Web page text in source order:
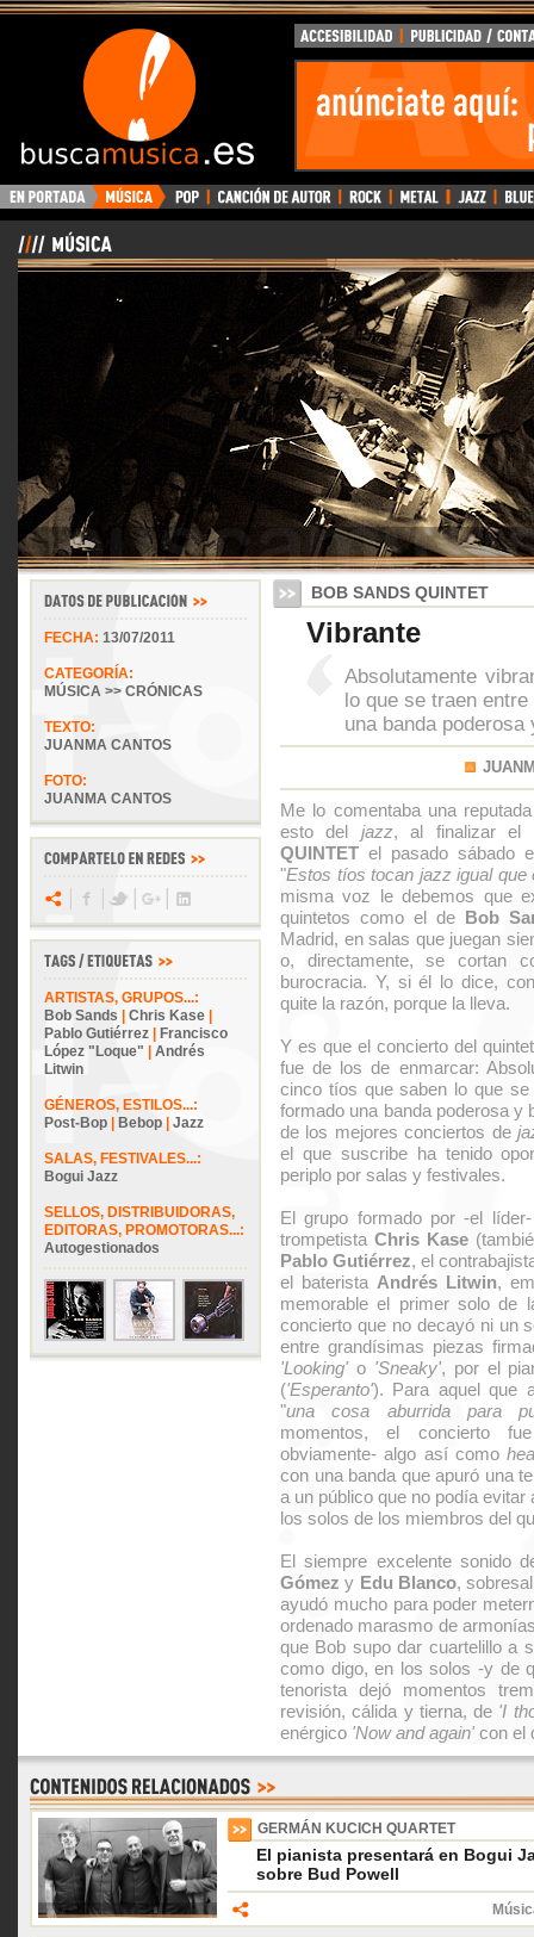
BuscaMusica.es
FECHA: 13/07/2011
CATEGORÍA:
MÚSICA >> CRÓNICAS
TEXTO:
JUANMA CANTOS
FOTO:
JUANMA CANTOS
ARTISTAS, GRUPOS...:
Bob Sands
Chris Kase
Pablo Gutiérrez
Francisco
López "Loque"
Andrés
Litwin
GÉNEROS, ESTILOS...:
Post-Bop
Bebop Jazz
SALAS, FESTIVALES...:
Bogui Jazz
SELLOS, DISTRIBUIDORAS,
EDITORAS, PROMOTORAS...:
Autogestionados
BOB SANDS QUINTET
Vibrante
Absolutamente
lo que se traen
una banda
Me lo comentaba una
esto del jazz, al finalizar el
QUINTET el pasado sábado
"Estos tíos tocan jazz igual que
misma voz le debemos que
quintetos como el de Bob
Madrid, en salas que juegan
o, directamente, se cortan
burocracia. Y, si él lo dice,
quite la razón, porque la lleva.
Y es que el concierto del
fue de los de enmarcar:
cinco tíos que saben lo que
formado una banda poderosa y
de los mejores conciertos de
el que suscribe ha tenido
periplo por salas y festivales.
El grupo formado por -el
trompetista Chris Kase
Pablo Gutiérrez, el
el baterista Andrés Litwin,
memorable el primer solo de
concierto que no decayó ni un
entre grandísimas piezas
'Looking' o 'Sneaky', por el
('Esperanto'). Para aquel que
"una cosa aburrida para
momentos, el concierto
obviamente- algo así como
con una banda que apuró una
a un público que no podía
los solos de los miembros del
El siempre excelente sonido
Gómez y Edu Blanco,
ayudó mucho para poder
ordenado marasmo de
que Bob supo dar cuartelillo a
como digo, en los solos -y de
tenorista dejó momentos
revisión, cálida y tierna, de 'I
enérgico 'Now and again' con el
GERMÁN KUCICH QUARTET
El pianista presentará en Bogui
sobre Bud Powell